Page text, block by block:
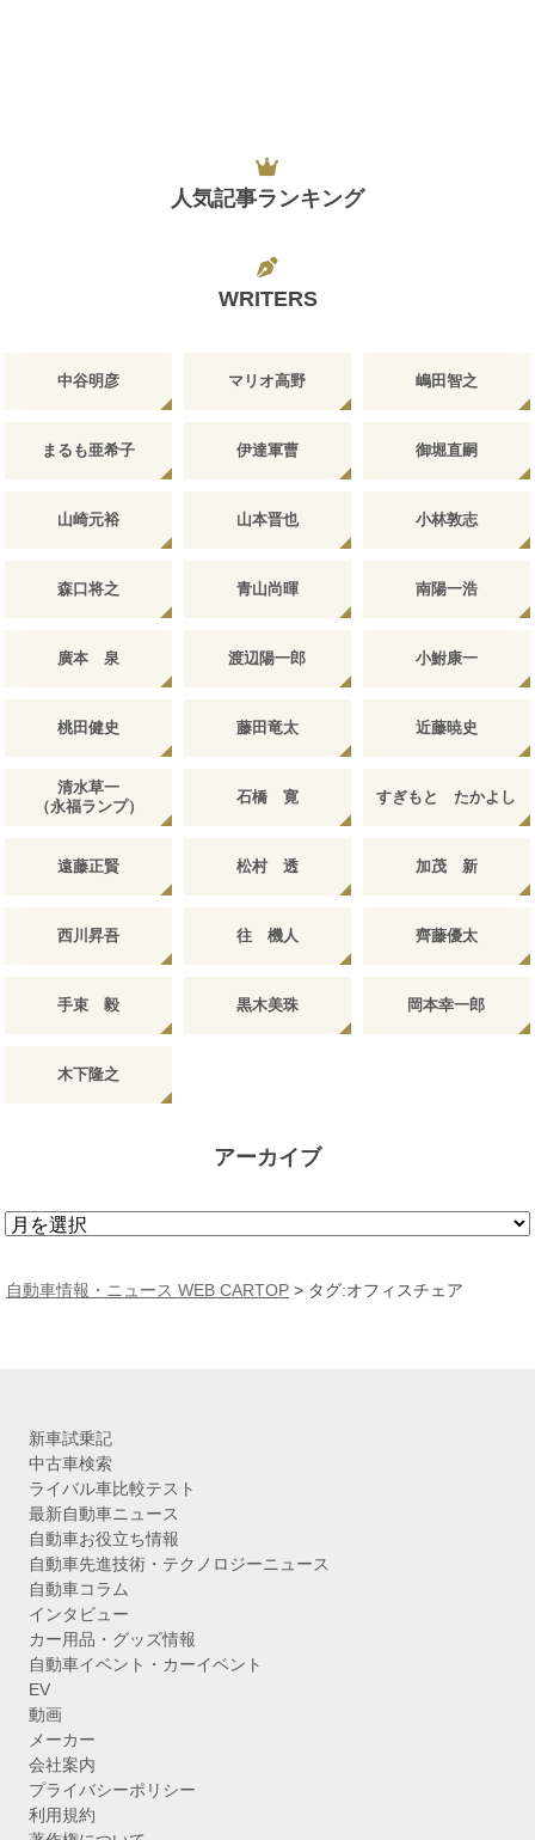
人気記事ランキング
WRITERS
中谷明彦 マリオ高野 嶋田智之
まるも亜希子 伊達軍曹 御堀直嗣
山崎元裕 山本晋也 小林敦志
森口将之 青山尚暉 南陽一浩
廣本 泉 渡辺陽一郎 小鮒康一
桃田健史 藤田竜太 近藤暁史
清水草一
（永福ランプ）
石橋 寛 すぎもと たかよし
遠藤正賢 松村 透 加茂 新
西川昇吾 往 機人 齊藤優太
手束 毅 黒木美珠 岡本幸一郎
木下隆之
アーカイブ
ア
カ
自動車情報・ニュース WEB CARTOP > タグ:オフィスチェア
新車試乗記
中古車検索
ライバル車比較テスト
最新自動車ニュース
自動車お役立ち情報
自動車先進技術・テクノロジーニュース
自動車コラム
インタビュー
カー用品・グッズ情報
自動車イベント・カーイベント
EV
動画
メーカー
会社案内
プライバシーポリシー
利用規約